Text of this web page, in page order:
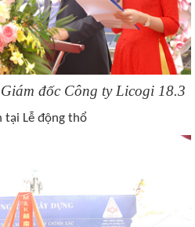
đốc Công ty Licogi 18.3
tại Lễ động thổ